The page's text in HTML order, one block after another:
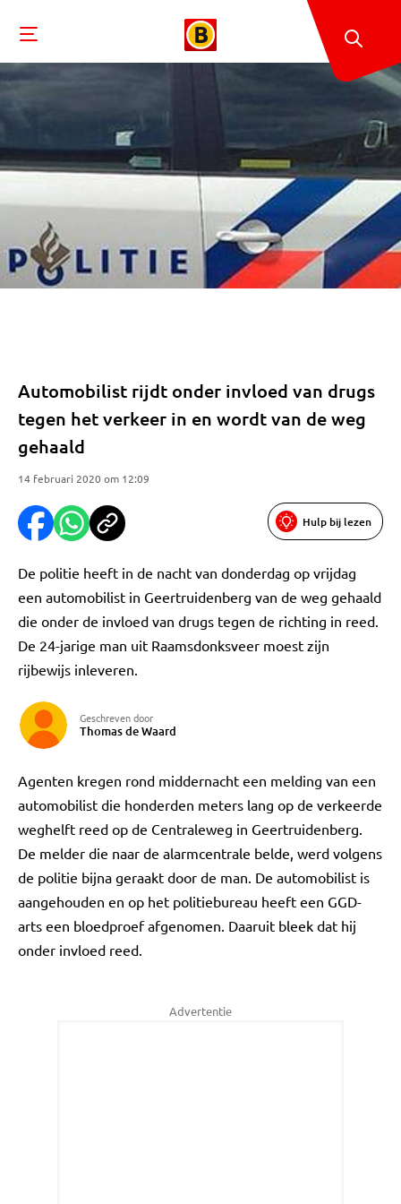
Automobilist rijdt onder invloed van drugs
tegen het verkeer in en wordt van de weg
gehaald
14 februari 2020 om 12:09
Hulp bij lezen
De politie heeft in de nacht van donderdag op vrijdag
een automobilist in Geertruidenberg van de weg gehaald
die onder de invloed van drugs tegen de richting in reed.
De 24-jarige man uit Raamsdonksveer moest zijn
rijbewijs inleveren.
Geschreven door
Thomas de Waard
Agenten kregen rond middernacht een melding van een
automobilist die honderden meters lang op de verkeerde
weghelft reed op de Centraleweg in Geertruidenberg.
De melder die naar de alarmcentrale belde, werd volgens
de politie bijna geraakt door de man. De automobilist is
aangehouden en op het politiebureau heeft een GGD-
arts een bloedproef afgenomen. Daaruit bleek dat hij
onder invloed reed.
Advertentie